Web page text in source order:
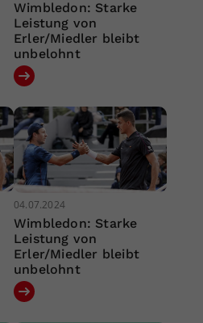
Wimbledon: Starke
Leistung von
Erler/Miedler bleibt
unbelohnt
04.07.2024
Wimbledon: Starke
Leistung von
Erler/Miedler bleibt
unbelohnt